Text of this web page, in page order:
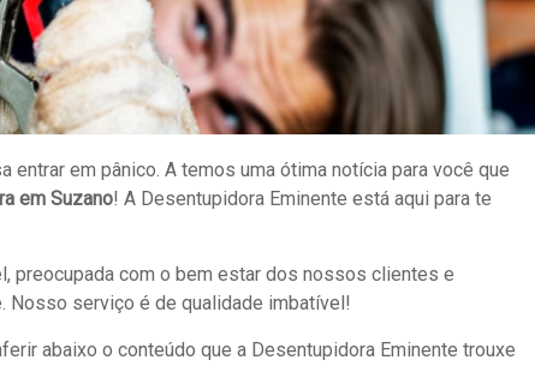
entrar em pânico. A temos uma ótima notícia para você que
em Suzano! A Desentupidora Eminente está aqui para te
preocupada com o bem estar dos nossos clientes e
Nosso serviço é de qualidade imbatível!
abaixo o conteúdo que a Desentupidora Eminente trouxe